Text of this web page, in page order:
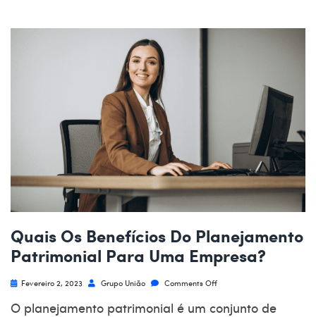
Quais Os Benefícios Do Planejamento
Patrimonial Para Uma Empresa?
Fevereiro 2, 2023 Grupo União Comments Off
O planejamento patrimonial é um conjunto de